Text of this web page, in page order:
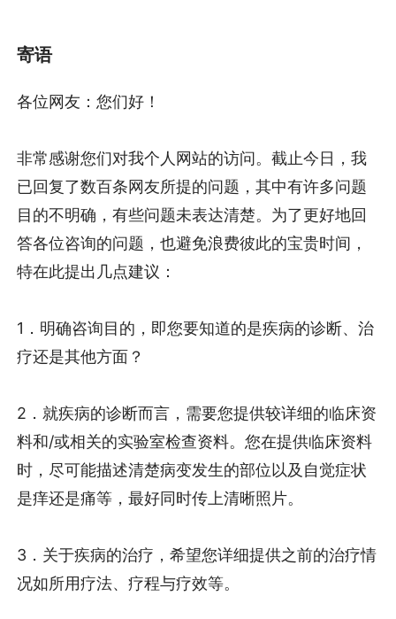
寄语
各位网友：您们好！
非常感谢您们对我个人网站的访问。截止今日，我
已回复了数百条网友所提的问题，其中有许多问题
目的不明确，有些问题未表达清楚。为了更好地回
答各位咨询的问题，也避免浪费彼此的宝贵时间，
特在此提出几点建议：
1．明确咨询目的，即您要知道的是疾病的诊断、治
疗还是其他方面？
2．就疾病的诊断而言，需要您提供较详细的临床资
料和/或相关的实验室检查资料。您在提供临床资料
时，尽可能描述清楚病变发生的部位以及自觉症状
是痒还是痛等，最好同时传上清晰照片。
3．关于疾病的治疗，希望您详细提供之前的治疗情
况如所用疗法、疗程与疗效等。